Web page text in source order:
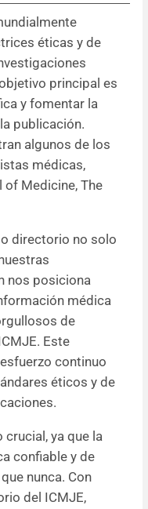
éticas y de
principal es
y fomentar la
publicación.
algunos de los
médicas,
of Medicine, The
directorio no solo
nos posiciona
médica
de
Este
continuo
éticos y de
ya que la
confiable y de
nunca. Con
del ICMJE,